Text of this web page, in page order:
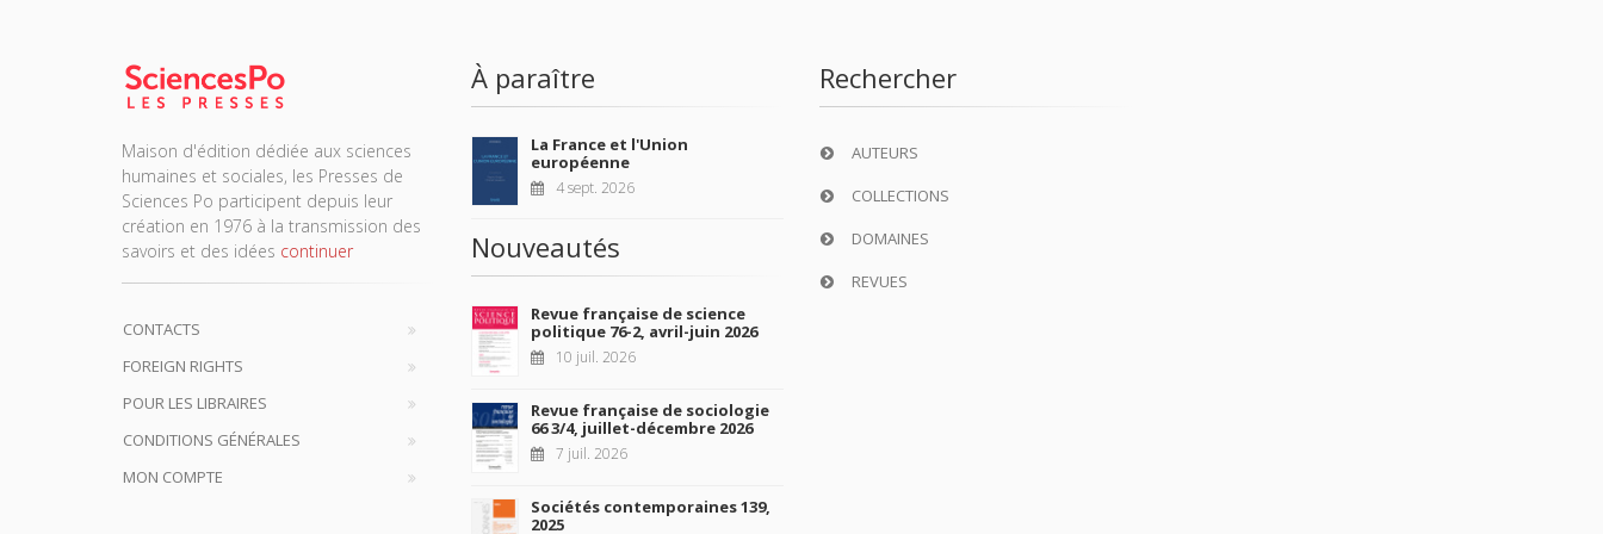
Maison d'édition dédiée aux sciences
humaines et sociales, les Presses de
Sciences Po participent depuis leur
création en 1976 à la transmission des
savoirs et des idées continuer
CONTACTS
FOREIGN RIGHTS
POUR LES LIBRAIRES
CONDITIONS GÉNÉRALES
MON COMPTE
À paraître
La France et l'Union
européenne
4 sept. 2026
Nouveautés
Revue française de science
politique 76-2, avril-juin 2026
10 juil. 2026
Revue française de sociologie
66 3/4, juillet-décembre 2026
7 juil. 2026
Sociétés contemporaines 139,
2025
Rechercher
AUTEURS
COLLECTIONS
DOMAINES
REVUES